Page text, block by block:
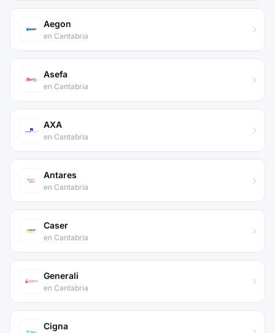
Aegon
en Cantabria
Asefa
en Cantabria
AXA
en Cantabria
Antares
en Cantabria
Caser
en Cantabria
Generali
en Cantabria
Cigna